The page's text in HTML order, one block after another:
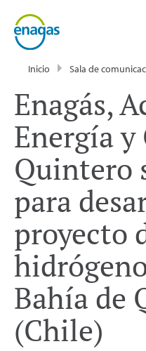
Inicio Sala de
Enagás,
Energía y
Quintero
para
proyecto
Bahía de
(Chile)